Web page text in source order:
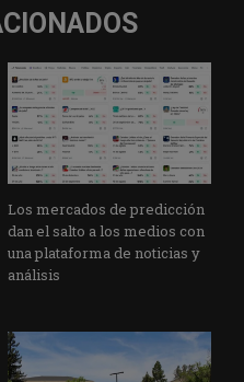
Los mercados de predicción
dan el salto a los medios con
una plataforma de noticias y
análisis